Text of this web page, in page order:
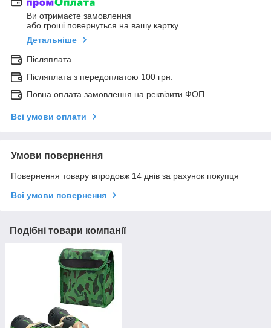
Ви отримаєте замовлення
або гроші повернуться на вашу картку
Детальніше
Післяплата
Післяплата з передоплатою 100 грн.
Повна оплата замовлення на реквізити ФОП
Всі умови оплати
Умови повернення
Повернення товару впродовж 14 днів за рахунок покупця
Всі умови повернення
Подібні товари компанії